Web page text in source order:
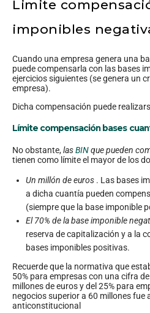
Limite
imponibles
Cuando una empresa genera una
puede compensarla con las bases
ejercicios siguientes (se genera un
empresa).
Dicha compensación puede
Límite compensación bases
No obstante,lasBINque pueden
tienen como límite el mayor de los
Un millón de euros . Las bases
a dicha cuantía pueden
(siempre que la base imponible
El 70% de la base imponible
reserva de capitalización y a la
bases imponibles positivas.
Recuerde que la normativa que
50% para empresas con una cifra
millones de euros y del 25% para
negocios superior a 60 millones fue
anticonstitucional